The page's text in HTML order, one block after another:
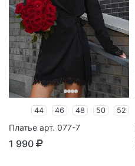
44 46 48 50 52
Платье арт. 077-7
1 990